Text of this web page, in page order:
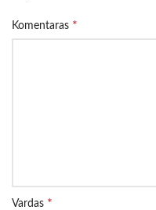
Komentaras *
Vardas *